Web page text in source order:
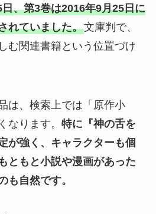
、第3巻は2016年9月25日に
れていました。文庫判で、
む関連書籍という位置づけ
は、検索上では「原作小
なります。 特に『神の舌を
が強く、キャラクターも個
ともと小説や漫画があった
も自然です。